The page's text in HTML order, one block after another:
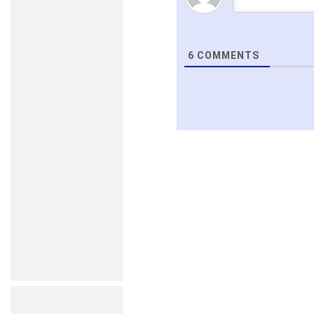
6 COMMENTS